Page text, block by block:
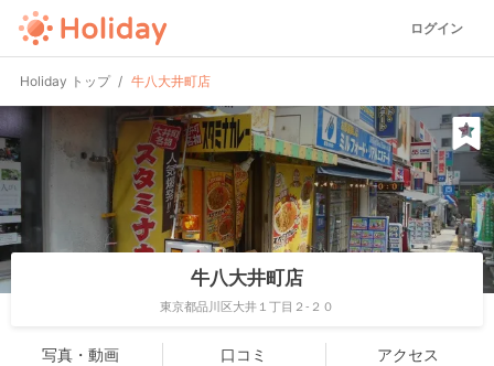
ログイン
Holiday トップ 牛八大井町店
牛八大井町店
東京都品川区大井１丁目２-２０
写真・動画 口コミ アクセス